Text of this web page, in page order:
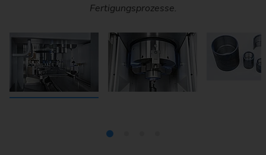
Fertigungsprozesse.
Zerspanungstechnik.